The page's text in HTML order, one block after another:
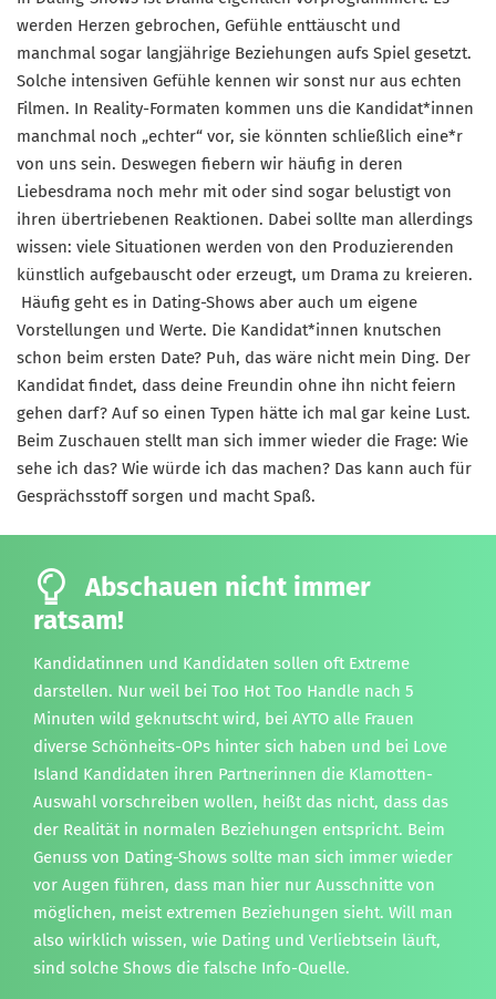
werden Herzen gebrochen, Gefühle enttäuscht und
manchmal sogar langjährige Beziehungen aufs Spiel gesetzt.
Solche intensiven Gefühle kennen wir sonst nur aus echten
Filmen. In Reality-Formaten kommen uns die Kandidat*innen
manchmal noch „echter“ vor, sie könnten schließlich eine*r
von uns sein. Deswegen fiebern wir häufig in deren
Liebesdrama noch mehr mit oder sind sogar belustigt von
ihren übertriebenen Reaktionen. Dabei sollte man allerdings
wissen: viele Situationen werden von den Produzierenden
künstlich aufgebauscht oder erzeugt, um Drama zu kreieren.
Häufig geht es in Dating-Shows aber auch um eigene
Vorstellungen und Werte. Die Kandidat*innen knutschen
schon beim ersten Date? Puh, das wäre nicht mein Ding. Der
Kandidat findet, dass deine Freundin ohne ihn nicht feiern
gehen darf? Auf so einen Typen hätte ich mal gar keine Lust.
Beim Zuschauen stellt man sich immer wieder die Frage: Wie
sehe ich das? Wie würde ich das machen? Das kann auch für
Gesprächsstoff sorgen und macht Spaß.
Abschauen nicht immer
ratsam!
Kandidatinnen und Kandidaten sollen oft Extreme
darstellen. Nur weil bei Too Hot Too Handle nach 5
Minuten wild geknutscht wird, bei AYTO alle Frauen
diverse Schönheits-OPs hinter sich haben und bei Love
Island Kandidaten ihren Partnerinnen die Klamotten-
Auswahl vorschreiben wollen, heißt das nicht, dass das
der Realität in normalen Beziehungen entspricht. Beim
Genuss von Dating-Shows sollte man sich immer wieder
vor Augen führen, dass man hier nur Ausschnitte von
möglichen, meist extremen Beziehungen sieht. Will man
also wirklich wissen, wie Dating und Verliebtsein läuft,
sind solche Shows die falsche Info-Quelle.